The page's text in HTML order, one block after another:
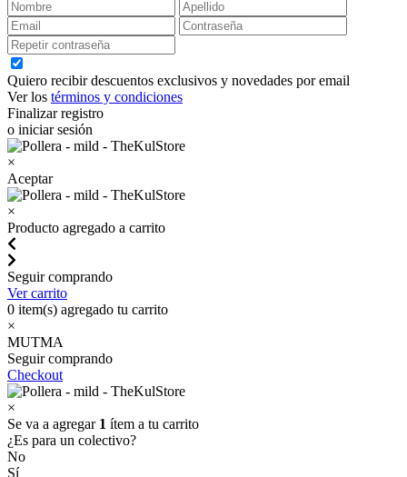
Quiero recibir descuentos exclusivos y novedades por email
Ver los términos y condiciones
Finalizar registro
o iniciar sesión
×
Aceptar
×
Producto agregado a carrito
Seguir comprando
Ver carrito
0 item(s) agregado tu carrito
×
MUTMA
Seguir comprando
Checkout
×
Se va a agregar 1 ítem a tu carrito
¿Es para un colectivo?
No
Sí